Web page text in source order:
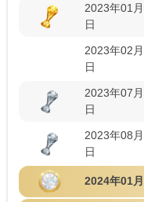
2023年01
日
2023年02
日
2023年07
日
2023年08
日
2024年01